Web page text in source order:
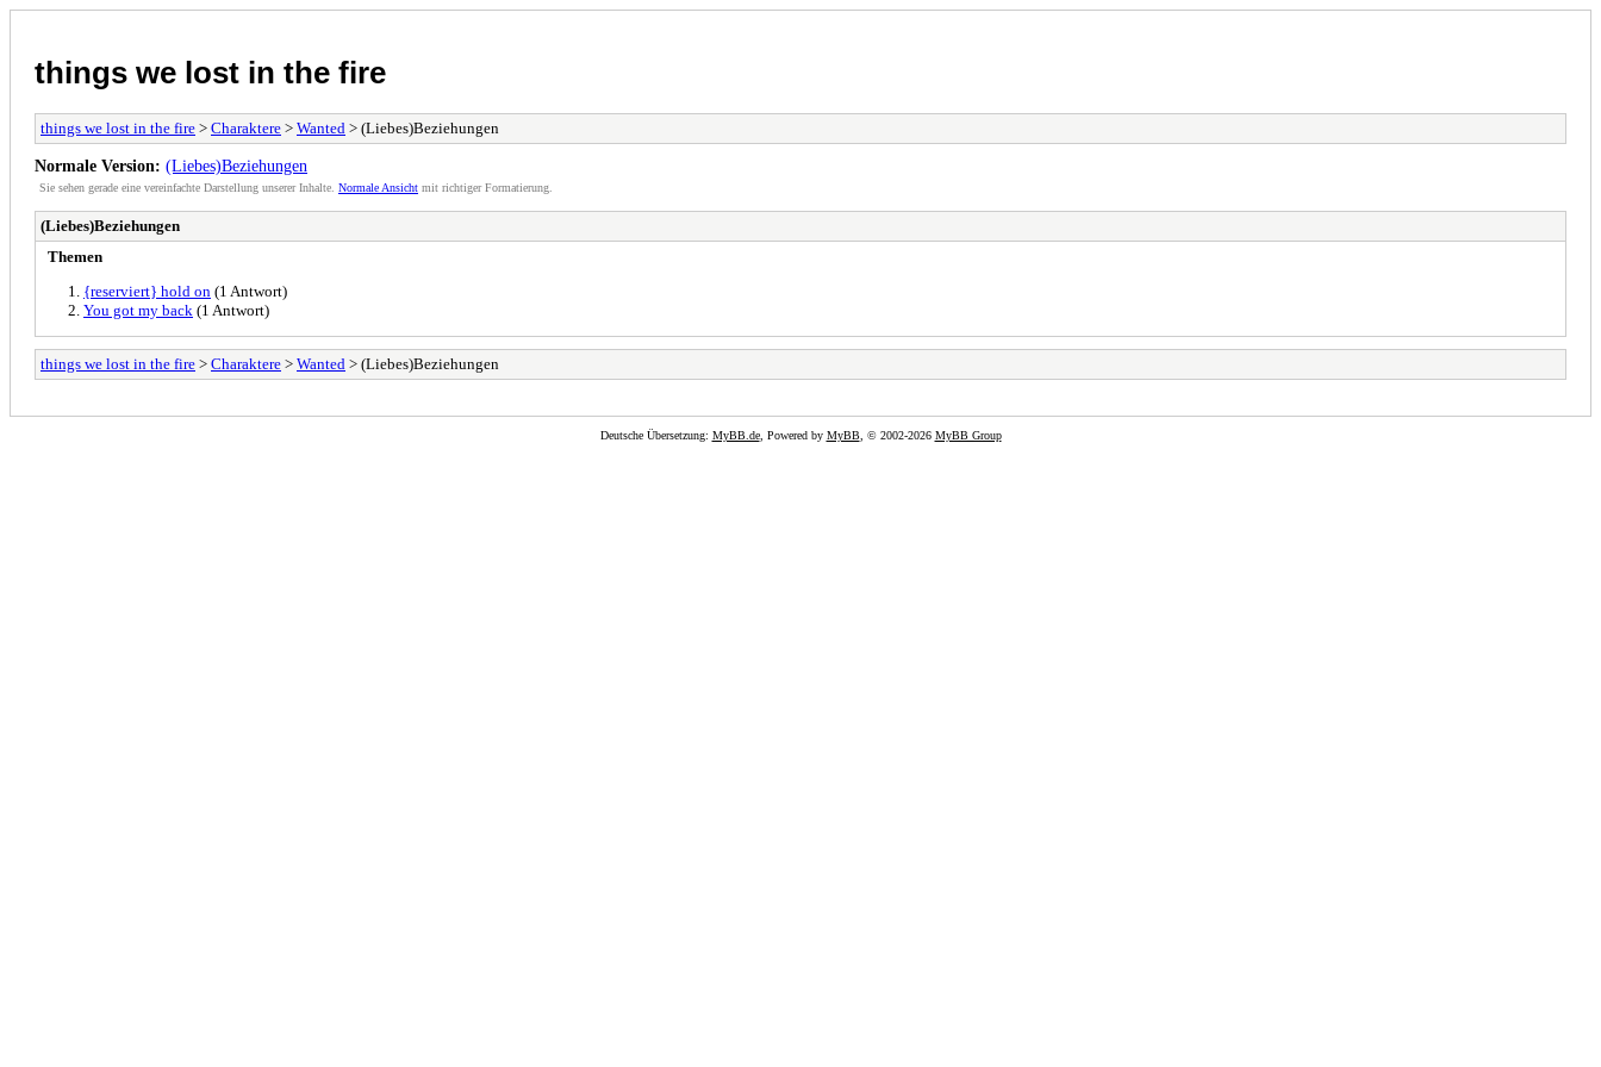
things we lost in the fire
things we lost in the fire > Charaktere > Wanted > (Liebes)Beziehungen
Normale Version: (Liebes)Beziehungen
Sie sehen gerade eine vereinfachte Darstellung unserer Inhalte. Normale Ansicht mit richtiger Formatierung.
(Liebes)Beziehungen
Themen
{reserviert} hold on (1 Antwort)
You got my back (1 Antwort)
things we lost in the fire > Charaktere > Wanted > (Liebes)Beziehungen
Deutsche Übersetzung: MyBB.de, Powered by MyBB, © 2002-2026 MyBB Group